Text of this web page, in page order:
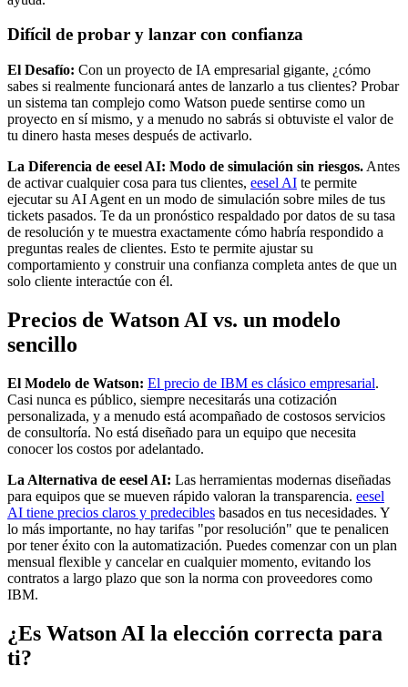
Difícil de probar y lanzar con confianza
El Desafío: Con un proyecto de IA empresarial gigante, ¿cómo
sabes si realmente funcionará antes de lanzarlo a tus clientes? Probar
un sistema tan complejo como Watson puede sentirse como un
proyecto en sí mismo, y a menudo no sabrás si obtuviste el valor de
tu dinero hasta meses después de activarlo.
La Diferencia de eesel AI: Modo de simulación sin riesgos. Antes
de activar cualquier cosa para tus clientes, eesel AI te permite
ejecutar su AI Agent en un modo de simulación sobre miles de tus
tickets pasados. Te da un pronóstico respaldado por datos de su tasa
de resolución y te muestra exactamente cómo habría respondido a
preguntas reales de clientes. Esto te permite ajustar su
comportamiento y construir una confianza completa antes de que un
solo cliente interactúe con él.
Precios de Watson AI vs. un modelo
sencillo
El Modelo de Watson: El precio de IBM es clásico empresarial.
Casi nunca es público, siempre necesitarás una cotización
personalizada, y a menudo está acompañado de costosos servicios
de consultoría. No está diseñado para un equipo que necesita
conocer los costos por adelantado.
La Alternativa de eesel AI: Las herramientas modernas diseñadas
para equipos que se mueven rápido valoran la transparencia. eesel
AI tiene precios claros y predecibles basados en tus necesidades. Y
lo más importante, no hay tarifas "por resolución" que te penalicen
por tener éxito con la automatización. Puedes comenzar con un plan
mensual flexible y cancelar en cualquier momento, evitando los
contratos a largo plazo que son la norma con proveedores como
IBM.
¿Es Watson AI la elección correcta para
ti?